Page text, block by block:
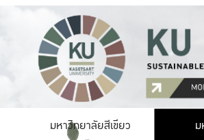
มหาวิทยาลัยสีเขียว